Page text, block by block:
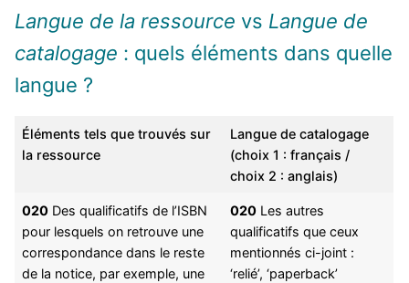
Langue de la ressource vs Langue de
catalogage : quels éléments dans quelle
langue ?
Éléments tels que trouvés sur
la ressource
Langue de catalogage
(choix 1 : français /
choix 2 : anglais)
020 Des qualificatifs de l’ISBN
pour lesquels on retrouve une
correspondance dans le reste
de la notice, par exemple, une
020 Les autres
qualificatifs que ceux
mentionnés ci-joint :
‘relié’, ‘paperback’